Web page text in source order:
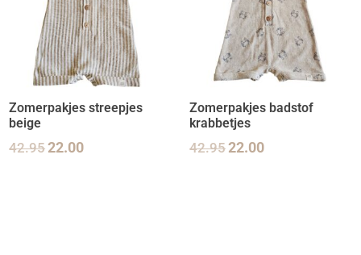
Zomerpakjes streepjes
beige
42.9522.00
Zomerpakjes badstof
krabbetjes
42.9522.00